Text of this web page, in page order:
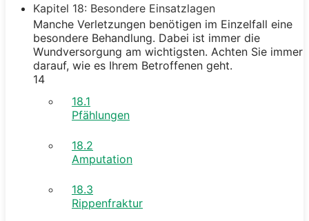
Kapitel 18: Besondere Einsatzlagen
Manche Verletzungen benötigen im Einzelfall eine
besondere Behandlung. Dabei ist immer die
Wundversorgung am wichtigsten. Achten Sie immer
darauf, wie es Ihrem Betroffenen geht.
14
18.1
Pfählungen
18.2
Amputation
18.3
Rippenfraktur